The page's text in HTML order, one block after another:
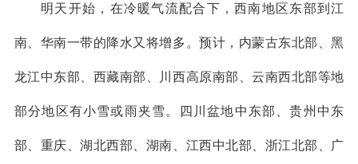
明天开始，在冷暖气流配合下，西南地区东部到江
南、华南一带的降水又将增多。预计，内蒙古东北部、黑
龙江中东部、西藏南部、川西高原南部、云南西北部等地
部分地区有小雪或雨夹雪。四川盆地中东部、贵州中东
部、重庆、湖北西部、湖南、江西中北部、浙江北部、广